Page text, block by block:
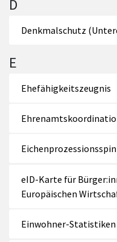
D
Denkmalschutz
E
Ehefähigkeitszeugnis
eID-Karte für
Europäischen
Einwohner-Statistiken